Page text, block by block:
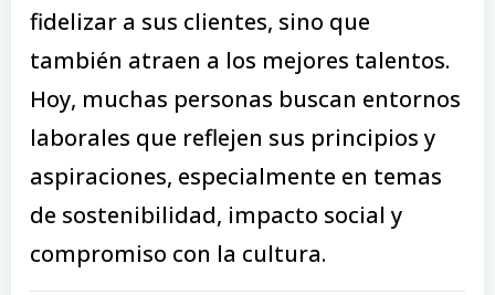
fidelizar a sus clientes, sino que
también atraen a los mejores talentos.
Hoy, muchas personas buscan entornos
laborales que reflejen sus principios y
aspiraciones, especialmente en temas
de sostenibilidad, impacto social y
compromiso con la cultura.